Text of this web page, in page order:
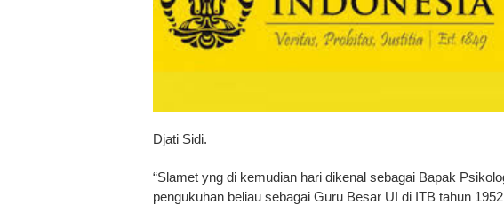
Djati Sidi.
“Slamet yng di kemudian hari dikenal sebagai Bapak
pengukuhan beliau sebagai Guru Besar UI di ITB tahun